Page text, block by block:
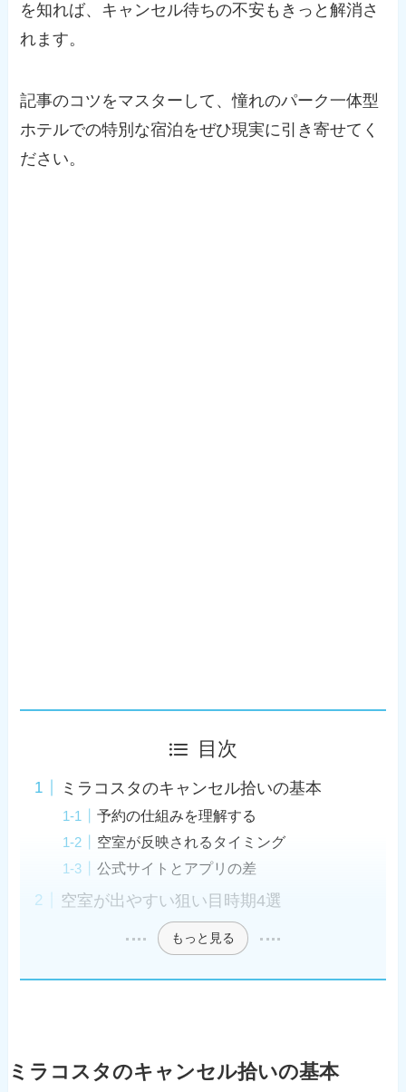
を知れば、キャンセル待ちの不安もきっと解消さ
れます。
記事のコツをマスターして、憧れのパーク一体型
ホテルでの特別な宿泊をぜひ現実に引き寄せてく
ださい。
目次
ミラコスタのキャンセル拾いの基本
予約の仕組みを理解する
空室が反映されるタイミング
公式サイトとアプリの差
空室が出やすい狙い目時期4選
もっと見る
ミラコスタのキャンセル拾いの基本